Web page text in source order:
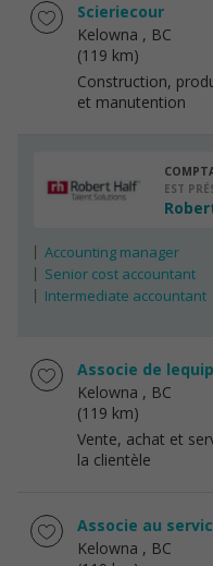
Scieriecour
Kelowna , BC
(119 km)
Construction,
et manutention
EST
Accounting manager
Senior cost accountant
Intermediate accountant
Associe de
Kelowna , BC
(119 km)
Vente, achat et
la clientèle
Associe au
Kelowna , BC